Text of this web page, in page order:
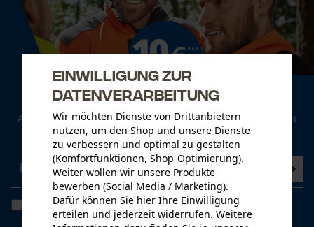
Newsletter
Abonnieren Sie den kostenlosen Newsletter und verpassen
Sie keine Neuigkeiten mehr.
Ich habe die Datenschutzbestimmungengelesen und bin
einverstanden. *
Einwilligung zur
Datenverarbeitung
Wir möchten Dienste von Drittanbietern
nutzen, um den Shop und unsere Dienste
zu verbessern und optimal zu gestalten
(Komfortfunktionen, Shop-Optimierung).
Weiter wollen wir unsere Produkte
bewerben (Social Media / Marketing).
Dafür können Sie hier Ihre Einwilligung
erteilen und jederzeit widerrufen. Weitere